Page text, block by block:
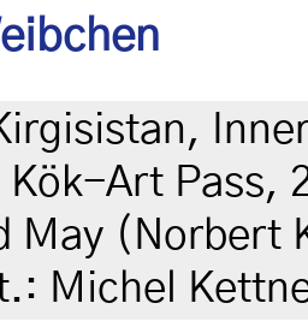
Kök-Art Pass,
May (Norbert
Michel